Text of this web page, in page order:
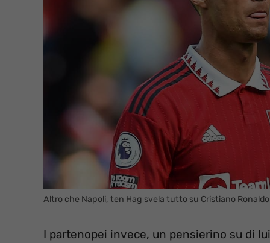
Altro che Napoli, ten Hag svela tutto su Cristiano
I partenopei invece, un pensierino su di